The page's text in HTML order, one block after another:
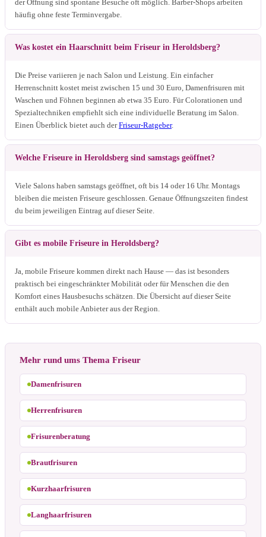
der Öffnung sind spontane Besuche oft möglich. Barber-Shops arbeiten
häufig ohne feste Terminvergabe.
Was kostet ein Haarschnitt beim Friseur in Heroldsberg?
Die Preise variieren je nach Salon und Leistung. Ein einfacher
Herrenschnitt kostet meist zwischen 15 und 30 Euro, Damenfrisuren mit
Waschen und Föhnen beginnen ab etwa 35 Euro. Für Colorationen und
Spezialtechniken empfiehlt sich eine individuelle Beratung im Salon.
Einen Überblick bietet auch derFriseur-Ratgeber.
Welche Friseure in Heroldsberg sind samstags geöffnet?
Viele Salons haben samstags geöffnet, oft bis 14 oder 16 Uhr. Montags
bleiben die meisten Friseure geschlossen. Genaue Öffnungszeiten findest
du beim jeweiligen Eintrag auf dieser Seite.
Gibt es mobile Friseure in Heroldsberg?
Ja, mobile Friseure kommen direkt nach Hause — das ist besonders
praktisch bei eingeschränkter Mobilität oder für Menschen die den
Komfort eines Hausbesuchs schätzen. Die Übersicht auf dieser Seite
enthält auch mobile Anbieter aus der Region.
Mehr rund ums Thema Friseur
Damenfrisuren
Herrenfrisuren
Frisurenberatung
Brautfrisuren
Kurzhaarfrisuren
Langhaarfrisuren